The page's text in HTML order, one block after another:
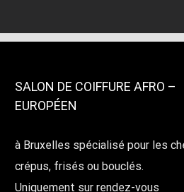
SALON DE COIFFURE AFRO –
EUROPÉEN
à Bruxelles spécialisé pour les
crépus, frisés ou bouclés.
Uniquement sur rendez-vous